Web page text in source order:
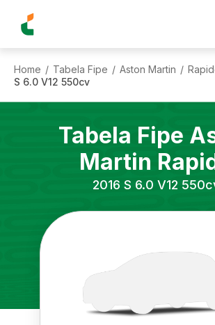
Home / Tabela Fipe / Aston Martin /
S 6.0 V12 550cv
Tabela Fipe
Martin
2016 S 6.0 V12